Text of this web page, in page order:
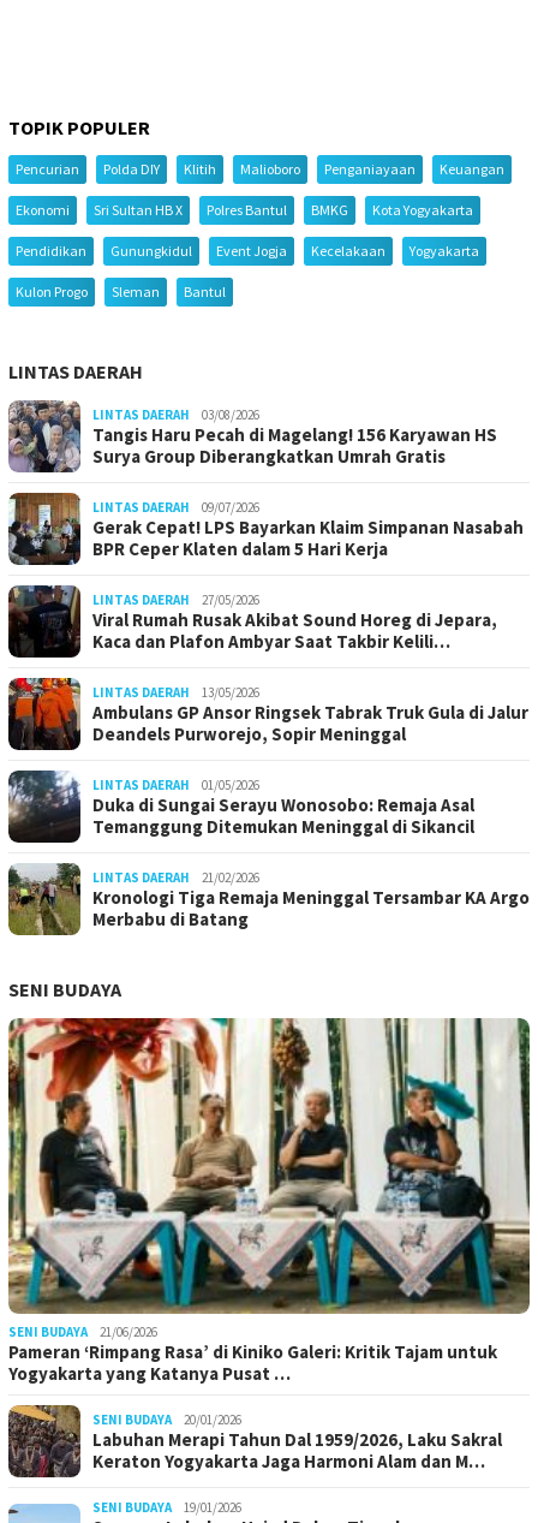
TOPIK POPULER
Pencurian Polda DIY Klitih Malioboro Penganiayaan Keuangan
Ekonomi Sri Sultan HB X Polres Bantul BMKG Kota Yogyakarta
Pendidikan Gunungkidul Event Jogja Kecelakaan Yogyakarta
Kulon Progo Sleman Bantul
LINTAS DAERAH
LINTAS DAERAH 03/08/2026
Tangis Haru Pecah di Magelang! 156 Karyawan HS
Surya Group Diberangkatkan Umrah Gratis
LINTAS DAERAH 09/07/2026
Gerak Cepat! LPS Bayarkan Klaim Simpanan Nasabah
BPR Ceper Klaten dalam 5 Hari Kerja
LINTAS DAERAH 27/05/2026
Viral Rumah Rusak Akibat Sound Horeg di Jepara,
Kaca dan Plafon Ambyar Saat Takbir Kelili…
LINTAS DAERAH 13/05/2026
Ambulans GP Ansor Ringsek Tabrak Truk Gula di Jalur
Deandels Purworejo, Sopir Meninggal
LINTAS DAERAH 01/05/2026
Duka di Sungai Serayu Wonosobo: Remaja Asal
Temanggung Ditemukan Meninggal di Sikancil
LINTAS DAERAH 21/02/2026
Kronologi Tiga Remaja Meninggal Tersambar KA Argo
Merbabu di Batang
SENI BUDAYA
SENI BUDAYA 21/06/2026
Pameran ‘Rimpang Rasa’ di Kiniko Galeri: Kritik Tajam untuk
Yogyakarta yang Katanya Pusat …
SENI BUDAYA 20/01/2026
Labuhan Merapi Tahun Dal 1959/2026, Laku Sakral
Keraton Yogyakarta Jaga Harmoni Alam dan M…
SENI BUDAYA 19/01/2026